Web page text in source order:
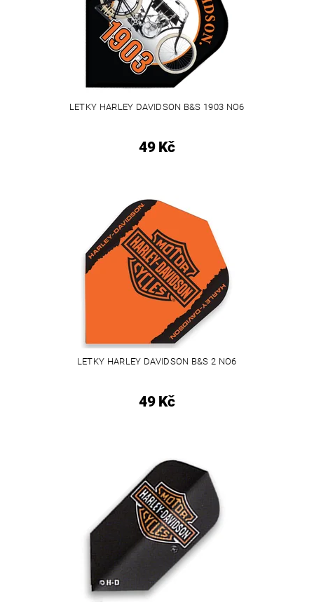
LETKY HARLEY DAVIDSON B&S 1903 NO6
49 Kč
LETKY HARLEY DAVIDSON B&S 2 NO6
49 Kč